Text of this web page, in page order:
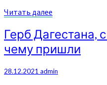
Читать далее
Герб
Дагестана,
с
начинали
Герб Дагестана,
чему пришли
28.12.2021 admin